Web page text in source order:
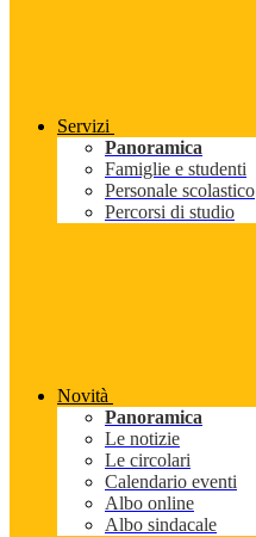
Servizi
Panoramica
Famiglie e studenti
Personale scolastico
Percorsi di studio
Novità
Panoramica
Le notizie
Le circolari
Calendario eventi
Albo online
Albo sindacale